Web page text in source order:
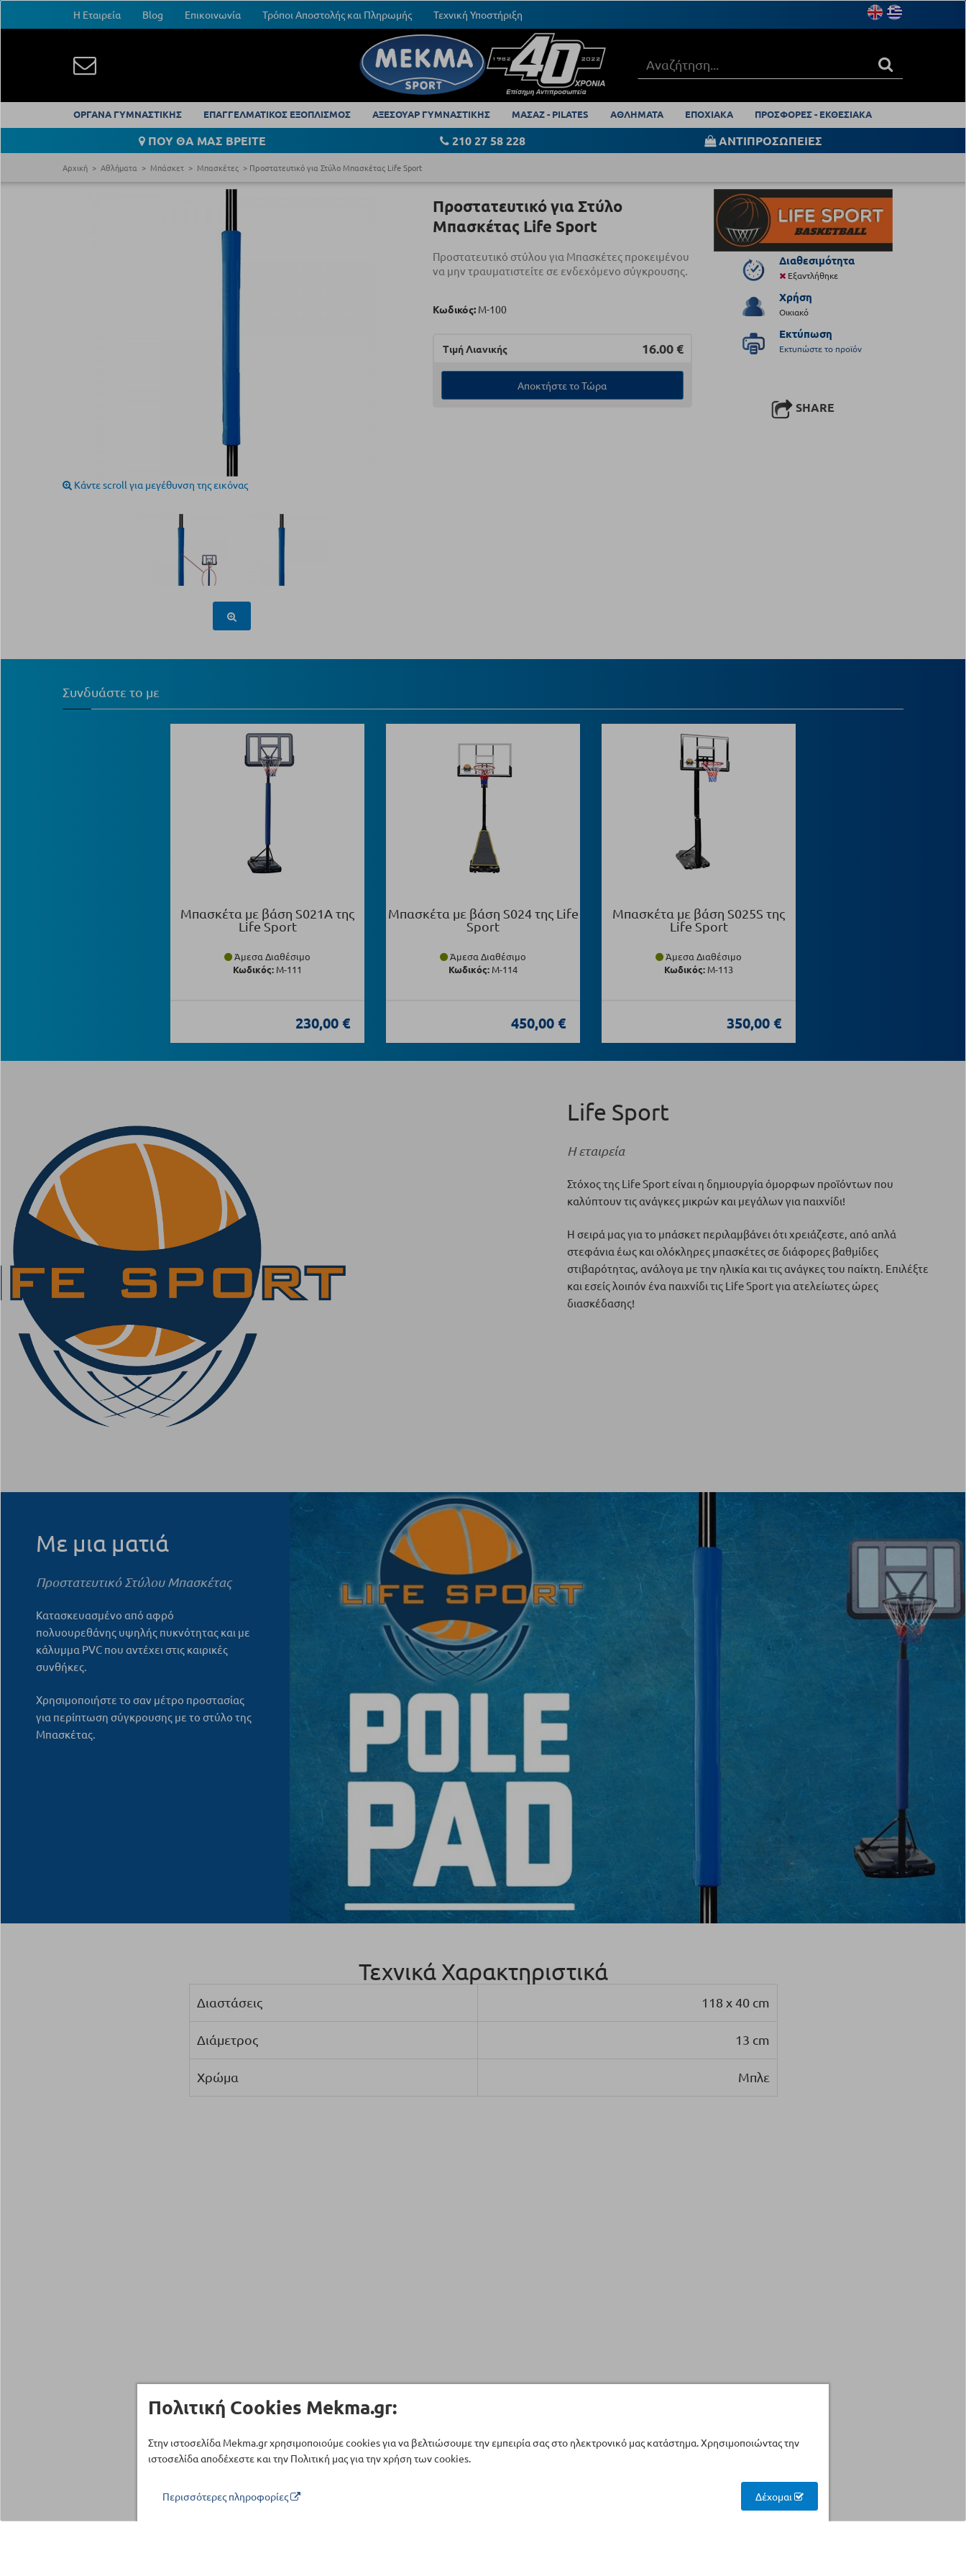
Η Εταιρεία Blog Επικοινωνία Τρόποι Αποστολής και Πληρωμής Τεχνική Υποστήριξη
ΟΡΓΑΝΑ ΓΥΜΝΑΣΤΙΚΗΣ ΕΠΑΓΓΕΛΜΑΤΙΚΟΣ ΕΞΟΠΛΙΣΜΟΣ ΑΞΕΣΟΥΑΡ ΓΥΜΝΑΣΤΙΚΗΣ ΜΑΣΑΖ - PILATES ΑΘΛΗΜΑΤΑ ΕΠΟΧΙΑΚΑ ΠΡΟΣΦΟΡΕΣ - ΕΚΘΕΣΙΑΚΑ
ΠΟΥ ΘΑ ΜΑΣ ΒΡΕΙΤΕ 210 27 58 228 ΑΝΤΙΠΡΟΣΩΠΕΙΕΣ
Αρχική Αθλήματα Μπάσκετ Μπασκέτες Προστατευτικό για Στύλο Μπασκέτας Life Sport
Κάντε scroll για μεγέθυνση της εικόνας
Προστατευτικό για Στύλο
Μπασκέτας Life Sport
Προστατευτικό στύλου για Μπασκέτες προκειμένου
να μην τραυματιστείτε σε ενδεχόμενο σύγκρουσης.
Κωδικός: Μ-100
Τιμή Λιανικής 16.00 €
Αποκτήστε το Τώρα
Διαθεσιμότητα
Εξαντλήθηκε
Χρήση
Οικιακό
Εκτύπωση
Εκτυπώστε το προϊόν
SHARE
Συνδυάστε το με
Μπασκέτα με βάση S021Α της
Life Sport
Άμεσα Διαθέσιμο
Κωδικός: Μ-111
230,00 €
Μπασκέτα με βάση S024 της Life
Sport
Άμεσα Διαθέσιμο
Κωδικός: Μ-114
450,00 €
Μπασκέτα με βάση S025S της
Life Sport
Άμεσα Διαθέσιμο
Κωδικός: Μ-113
350,00 €
Life Sport
Η εταιρεία
Στόχος της Life Sport είναι η δημιουργία όμορφων προϊόντων που
καλύπτουν τις ανάγκες μικρών και μεγάλων για παιχνίδι!
Η σειρά μας για το μπάσκετ περιλαμβάνει ότι χρειάζεστε, από απλά
στεφάνια έως και ολόκληρες μπασκέτες σε διάφορες βαθμίδες
στιβαρότητας, ανάλογα με την ηλικία και τις ανάγκες του παίκτη. Επιλέξτε
και εσείς λοιπόν ένα παιχνίδι τις Life Sport για ατελείωτες ώρες
διασκέδασης!
Με μια ματιά
Προστατευτικό Στύλου Μπασκέτας
Κατασκευασμένο από αφρό
πολυουρεθάνης υψηλής πυκνότητας και με
κάλυμμα PVC που αντέχει στις καιρικές
συνθήκες.
Χρησιμοποιήστε το σαν μέτρο προστασίας
για περίπτωση σύγκρουσης με το στύλο της
Μπασκέτας.
Τεχνικά Χαρακτηριστικά
Διαστάσεις 118 x 40 cm
Διάμετρος 13 cm
Χρώμα Μπλε
Πολιτική Cookies Mekma.gr:
Στην ιστοσελίδα Mekma.gr χρησιμοποιούμε cookies για να βελτιώσουμε την εμπειρία σας στο ηλεκτρονικό μας κατάστημα. Χρησιμοποιώντας την
ιστοσελίδα αποδέχεστε και την Πολιτική μας για την χρήση των cookies.
Περισσότερες πληροφορίες Δέχομαι